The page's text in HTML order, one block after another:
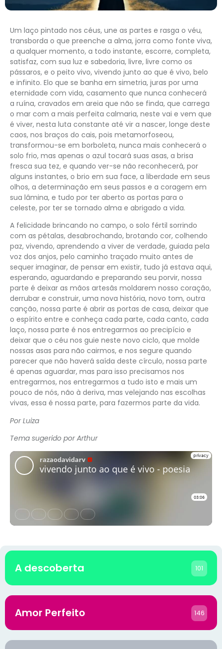
Um laço pintado nos céus, une as partes e rasga o véu,
transborda o que preenche a alma, jorra como fonte viva,
a qualquer momento, a todo instante, escorre, completa,
satisfaz, com sua luz e sabedoria, livre, livre como os
pássaros, e o peito vivo, vivendo junto ao que é vivo, belo
e infinito. Elo que se banha em simetria, juras por uma
eternidade com vida, casamento que nunca conhecerá
a ruína, cravados em areia que não se finda, que carrega
o mar com a mais perfeita calmaria, neste vai e vem que
é viver, nesta luta constante até vir a nascer, longe deste
caos, nos braços do cais, pois metamorfoseou,
transformou-se em borboleta, nunca mais conhecerá o
solo frio, mas apenas o azul tocará suas asas, a brisa
fresca sua tez, e quando ver-se não reconhecerá, por
alguns instantes, o brio em sua face, a liberdade em seus
olhos, a determinação em seus passos e a coragem em
sua lâmina, e tudo por ter aberto as portas para o
celeste, por ter se tornado alma e abrigado a vida.
A felicidade brincando no campo, o solo fértil sorrindo
com as pétalas, desabrochando, brotando cor, colhendo
paz, vivendo, aprendendo a viver de verdade, guiada pela
voz dos anjos, pelo caminho traçado muito antes de
sequer imaginar, de pensar em existir, tudo já estava aqui,
esperando, aguardando e preparando seu porvir, nossa
parte é deixar as mãos artesãs moldarem nosso coração,
derrubar e construir, uma nova história, novo tom, outra
canção, nossa parte é abrir as portas de casa, deixar que
o espírito entre e conheça cada parte, cada canto, cada
laço, nossa parte é nos entregarmos ao precipício e
deixar que o céu nos guie neste novo ciclo, que molde
nossas asas para não cairmos, e nos segure quando
parecer que não haverá saída deste círculo, nossa parte
é apenas aguardar, mas para isso precisamos nos
entregarmos, nos entregarmos a tudo isto e mais um
pouco de nós, não à deriva, mas velejando nas escolhas
vivas, essa é nossa parte, para fazermos parte da vida.
Por Luiza
Tema sugerido por Arthur
A descoberta 101
Amor Perfeito 146